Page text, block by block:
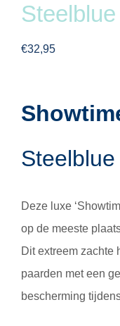
Steelblue
€32,95
Deze luxe
op de meeste
Dit extreem zachte
paarden met een
bescherming